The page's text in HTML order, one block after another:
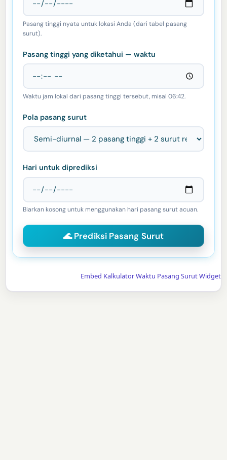
Pasang tinggi nyata untuk lokasi Anda (dari tabel pasang
surut).
Pasang tinggi yang diketahui — waktu
Waktu jam lokal dari pasang tinggi tersebut, misal 06:42.
Pola pasang surut
Hari untuk diprediksi
Biarkan kosong untuk menggunakan hari pasang surut acuan.
Embed Kalkulator Waktu Pasang Surut Widget